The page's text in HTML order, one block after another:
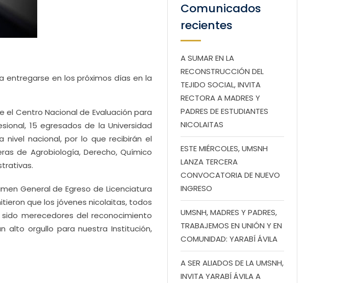
entregarse en los próximos días en la
Centro Nacional de Evaluación para
15 egresados de la Universidad
nivel nacional, por lo que recibirán el
de Agrobiología, Derecho, Químico
General de Egreso de Licenciatura
que los jóvenes nicolaitas, todos
merecedores del reconocimiento
alto orgullo para nuestra Institución,
Comunicados
recientes
A SUMAR EN LA
RECONSTRUCCIÓN DEL
TEJIDO SOCIAL, INVITA
RECTORA A MADRES Y
PADRES DE ESTUDIANTES
NICOLAITAS
ESTE MIÉRCOLES, UMSNH
LANZA TERCERA
CONVOCATORIA DE NUEVO
INGRESO
UMSNH, MADRES Y PADRES,
TRABAJEMOS EN UNIÓN Y EN
COMUNIDAD: YARABÍ ÁVILA
A SER ALIADOS DE LA UMSNH,
INVITA YARABÍ ÁVILA A